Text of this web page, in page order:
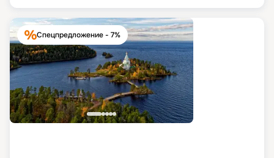
Спецпредложение - 7%